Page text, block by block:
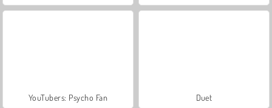
YouTubers: Psycho Fan Duet